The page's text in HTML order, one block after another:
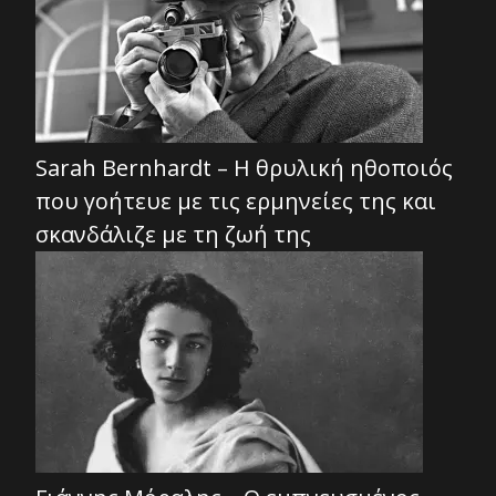
Sarah Bernhardt – Η θρυλική ηθοποιός
που γοήτευε με τις ερμηνείες της και
σκανδάλιζε με τη ζωή της